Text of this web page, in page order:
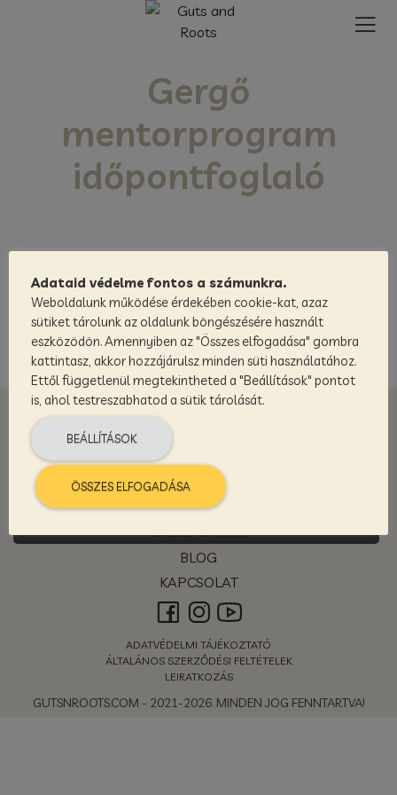
Gergő
mentorprogram
időpontfoglaló
Készítette:
KEZDŐLAP
RÓLUNK
WEBINARJAINK
VÁGJUNK BELE!
BLOG
KAPCSOLAT
ADATVÉDELMI TÁJÉKOZTATÓ
ÁLTALÁNOS SZERZŐDÉSI FELTÉTELEK
LEIRATKOZÁS
GUTSNROOTS.COM - 2021-2026. MINDEN JOG FENNTARTVA!
Adataid védelme fontos a számunkra.
Weboldalunk működése érdekében cookie-kat, azaz
sütiket tárolunk az oldalunk böngészésére használt
eszközödön. Amennyiben az "Összes elfogadása" gombra
kattintasz, akkor hozzájárulsz minden süti használatához.
Ettől függetlenül megtekintheted a "Beállítások" pontot
is, ahol testreszabhatod a sütik tárolását.
BEÁLLÍTÁSOK
ÖSSZES ELFOGADÁSA